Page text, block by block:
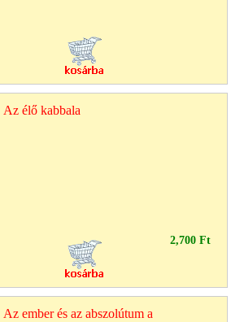
Az élő kabbala
2,700 Ft
Az ember és az abszolútum a